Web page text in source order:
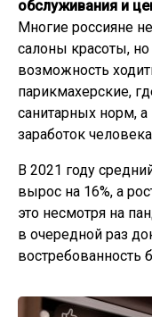
обслуживания и
Многие россияне
салоны красоты,
возможность
парикмахерские,
санитарных норм,
заработок
В 2021 году
вырос на 16%, а
это несмотря на
в очередной раз
востребованность